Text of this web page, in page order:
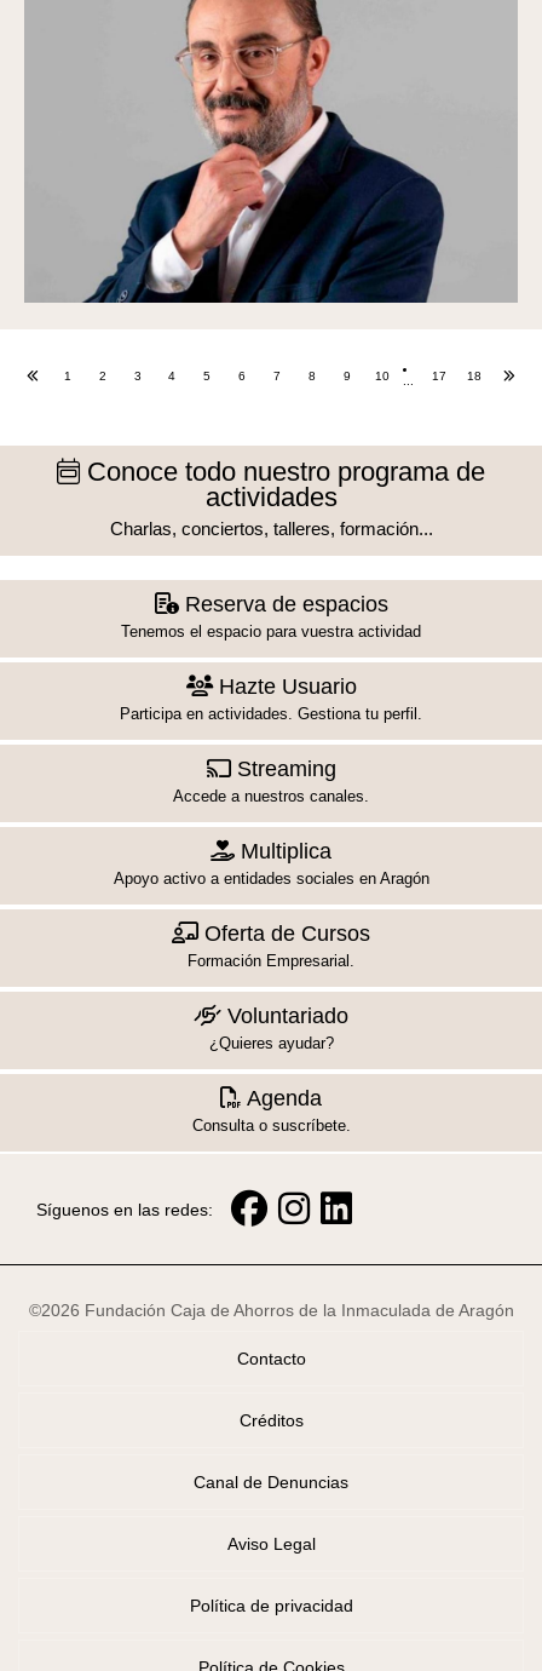
1 2 3 4 5 6 7 8 9 10 ... 17 18
Conoce todo nuestro programa de
actividades
Charlas, conciertos, talleres, formación...
Reserva de espacios
Tenemos el espacio para vuestra actividad
Hazte Usuario
Participa en actividades. Gestiona tu perfil.
Streaming
Accede a nuestros canales.
Multiplica
Apoyo activo a entidades sociales en Aragón
Oferta de Cursos
Formación Empresarial.
Voluntariado
¿Quieres ayudar?
Agenda
Consulta o suscríbete.
Síguenos en las redes:
©2026 Fundación Caja de Ahorros de la Inmaculada de Aragón
Contacto
Créditos
Canal de Denuncias
Aviso Legal
Política de privacidad